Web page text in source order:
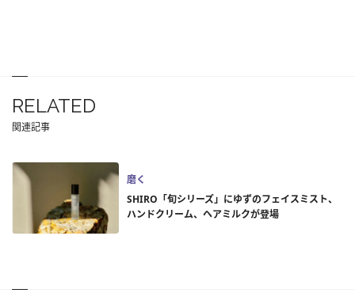
RELATED
関連記事
磨く
SHIRO「旬シリーズ」にゆずのフェイスミスト、
ハンドクリーム、ヘアミルクが登場